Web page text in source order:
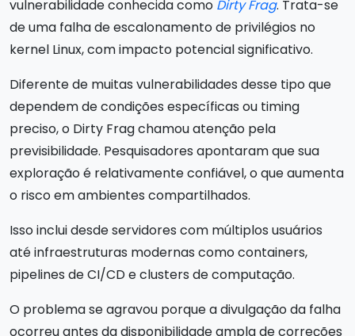
vulnerabilidade conhecida como Dirty Frag. Trata-se
de uma falha de escalonamento de privilégios no
kernel Linux, com impacto potencial significativo.
Diferente de muitas vulnerabilidades desse tipo que
dependem de condições específicas ou timing
preciso, o Dirty Frag chamou atenção pela
previsibilidade. Pesquisadores apontaram que sua
exploração é relativamente confiável, o que aumenta
o risco em ambientes compartilhados.
Isso inclui desde servidores com múltiplos usuários
até infraestruturas modernas como containers,
pipelines de CI/CD e clusters de computação.
O problema se agravou porque a divulgação da falha
ocorreu antes da disponibilidade ampla de correções